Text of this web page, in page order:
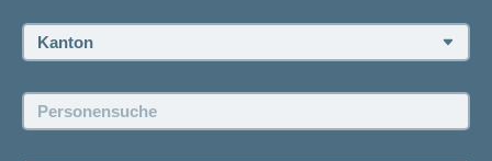
Offene Stellen
Kanton:
Personensuche: